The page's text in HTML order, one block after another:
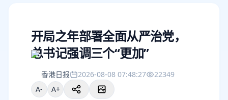
开局之年部署全面从严治党，
总书记强调三个“更加”
香港日报 2026-08-08 07:48:27
22349
A-
A+